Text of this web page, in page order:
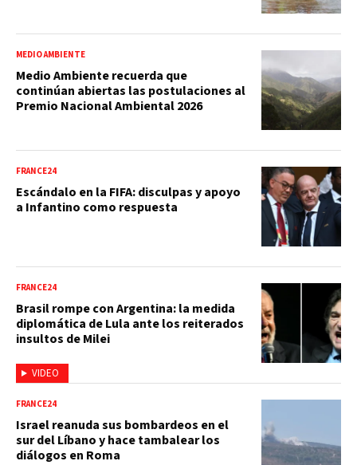
MEDIO AMBIENTE
Medio Ambiente recuerda que
continúan abiertas las postulaciones al
Premio Nacional Ambiental 2026
FRANCE24
Escándalo en la FIFA: disculpas y apoyo
a Infantino como respuesta
VIDEO
FRANCE24
Brasil rompe con Argentina: la medida
diplomática de Lula ante los reiterados
insultos de Milei
FRANCE24
Israel reanuda sus bombardeos en el
sur del Líbano y hace tambalear los
diálogos en Roma